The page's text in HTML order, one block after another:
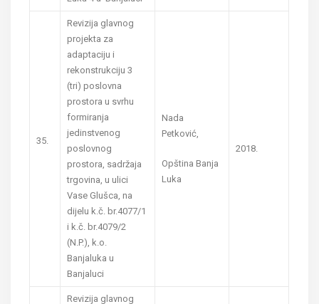
35.
Revizija glavnog
projekta za
adaptaciju i
rekonstrukciju 3
(tri) poslovna
prostora u svrhu
formiranja
jedinstvenog
poslovnog
prostora, sadržaja
trgovina, u ulici
Vase Glušca, na
dijelu k.č. br.4077/1
i k.č. br.4079/2
(N.P.), k.o.
Banjaluka u
Banjaluci
Nada
Petković,
Opština Banja
Luka
2018.
Revizija glavnog